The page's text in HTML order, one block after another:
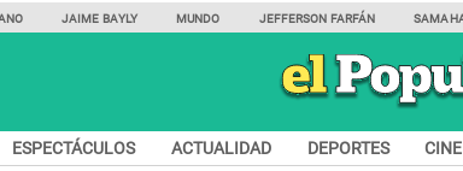
JAIME BAYLY MUNDO JEFFERSON FARFÁN
ESPECTÁCULOS ACTUALIDAD DEPORTES